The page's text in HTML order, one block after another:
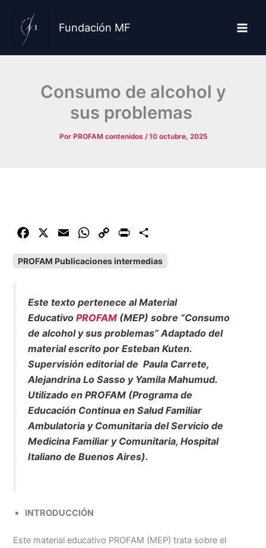
contenido
Fundación MF
Consumo de alcohol y
sus problemas
Por PROFAM contenidos /10 octubre, 2025
c
o
o
k
a
W
a
A
p
p
C
p
i
n
k
i
m
r
t
i
r
PROFAM Publicaciones intermedias
Este texto pertenece al Material
EducativoPROFAM (MEP) sobre “Consumo
de alcohol y sus problemas” Adaptado del
material escrito por Esteban Kuten.
Supervisión editorial de Paula Carrete,
Alejandrina Lo Sasso y Yamila Mahumud.
Utilizado en PROFAM (Programa de
Educación Continua en Salud Familiar
Ambulatoria y Comunitaria del Servicio de
Medicina Familiar y Comunitaria, Hospital
Italiano de Buenos Aires).
INTRODUCCIÓN
Este material educativo PROFAM (MEP) trata sobre el